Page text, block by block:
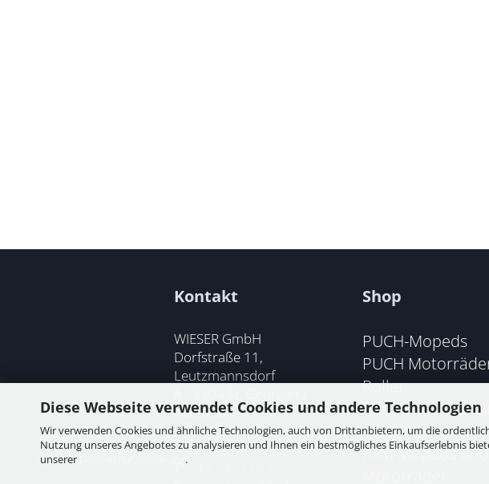
Diese Webseite verwendet Cookies und andere Technologien
Wir verwenden Cookies und ähnliche Technologien, auch von Drittanbietern, um die
Nutzung unseres Angebotes zu analysieren und Ihnen ein bestmögliches Einkaufserlebnis
unserer
.
Kontakt
WIESER GmbH
Dorfstraße 11,
Leutzmannsdorf
Ybbsfeld
T:
Shop
PUCH-Mopeds
PUCH
Roller
PUCH Motorräder
1945
KTM Mopeds und